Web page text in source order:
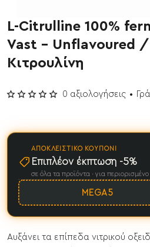
L-Citrulline 100%
Vast - Unflavoured
Κιτρουλίνη
0 αξιολογήσεις •
ΑΠΟΚΛΕΙΣΤΙΚΌ ΚΟΥΠΌΝΙ
Επιπλέον έκπτωση -5%
σε όλα τα προϊόντα · για
MEGA5
Αυξάνει τα επίπεδα νιτρικού